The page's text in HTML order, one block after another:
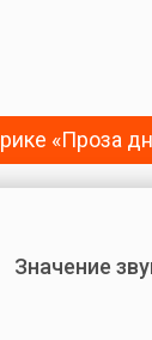
«Проза
Значение